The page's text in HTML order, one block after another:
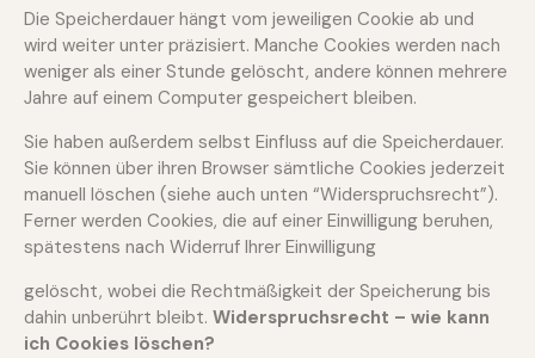
Die Speicherdauer hängt vom jeweiligen Cookie ab und
wird weiter unter präzisiert. Manche Cookies werden nach
weniger als einer Stunde gelöscht, andere können mehrere
Jahre auf einem Computer gespeichert bleiben.
Sie haben außerdem selbst Einfluss auf die Speicherdauer.
Sie können über ihren Browser sämtliche Cookies jederzeit
manuell löschen (siehe auch unten “Widerspruchsrecht”).
Ferner werden Cookies, die auf einer Einwilligung beruhen,
spätestens nach Widerruf Ihrer Einwilligung
gelöscht, wobei die Rechtmäßigkeit der Speicherung bis
dahin unberührt bleibt. Widerspruchsrecht – wie kann
ich Cookies löschen?